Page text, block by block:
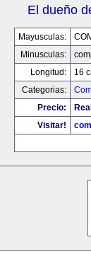
El dueño
Mayusculas:
Minusculas:
Longitud:
16
Categorias:
Precio:
Visitar!